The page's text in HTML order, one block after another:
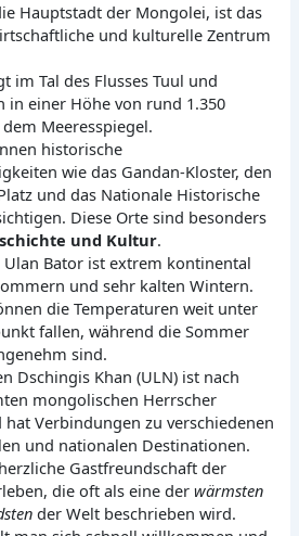
Hauptstadt der Mongolei, ist das
und kulturelle Zentrum
im Tal des Flusses Tuul und
in einer Höhe von rund 1.350
Meeresspiegel.
historische
wie das Gandan-Kloster, den
und das Nationale Historische
Diese Orte sind besonders
und Kultur.
Ulan Bator ist extrem kontinental
und sehr kalten Wintern.
die Temperaturen weit unter
fallen, während die Sommer
sind.
Dschingis Khan (ULN) ist nach
mongolischen Herrscher
Verbindungen zu verschiedenen
und nationalen Destinationen.
Gastfreundschaft der
die oft als eine derwärmsten
der Welt beschrieben wird.